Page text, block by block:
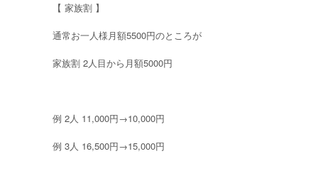
【 家族割 】
通常お一人様月額5500円のところが
家族割 2人目から月額5000円
例 2人 11,000円→10,000円
例 3人 16,500円→15,000円